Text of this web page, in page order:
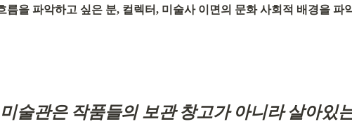
름을 파악하고 싶은 분, 컬렉터, 미술사 이면의 문화 사회적 배경을 파
미술관은 작품들의 보관 창고가 아니라 살아있